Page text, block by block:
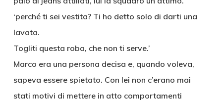
‘perché ti sei vestita? Ti ho detto solo di darti una
lavata.
Togliti questa roba, che non ti serve.’
Marco era una persona decisa e, quando voleva,
sapeva essere spietato. Con lei non c’erano mai
stati motivi di mettere in atto comportamenti